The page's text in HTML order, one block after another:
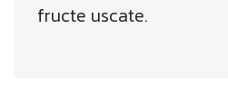
fructe uscate.